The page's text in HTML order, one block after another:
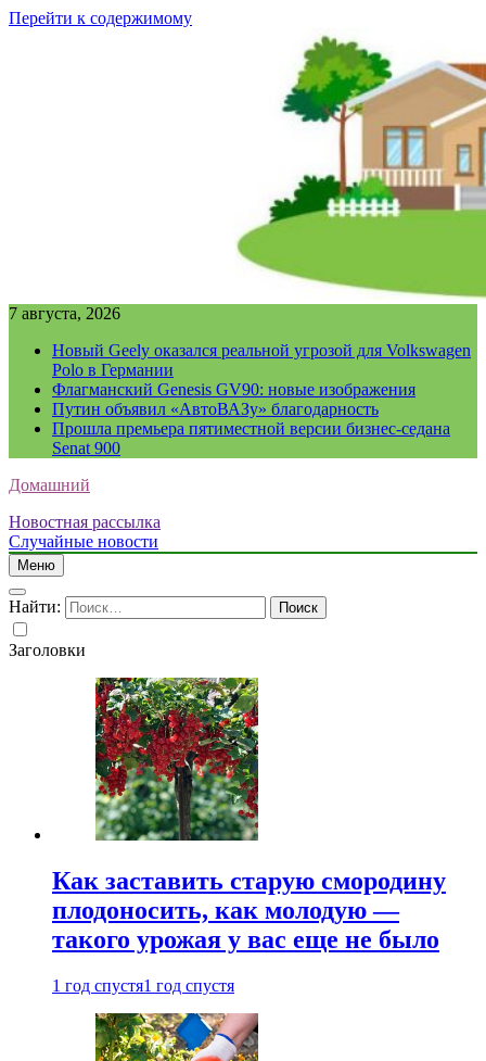
Перейти к содержимому
7 августа, 2026
Новый Geely оказался реальной угрозой для Volkswagen
Polo в Германии
Флагманский Genesis GV90: новые изображения
Путин объявил «АвтоВАЗу» благодарность
Прошла премьера пятиместной версии бизнес-седана
Senat 900
Домашний
Новостная рассылка
Случайные новости
Меню
Найти:
Заголовки
Как заставить старую смородину
плодоносить, как молодую —
такого урожая у вас еще не было
1 год спустя1 год спустя